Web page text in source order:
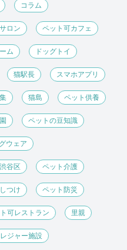
コラム
ロン ペット可カフェ
ム ドッグトイ
猫駅長 スマホアプリ
猫島 ペット供養
ペットの豆知識
ウェア
渋谷区 ペット介護
つけ ペット防災
可レストラン 里親
レジャー施設